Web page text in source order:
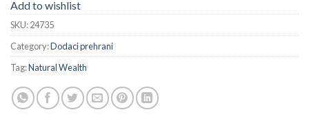
Add to wishlist
SKU:24735
Category:Dodaci prehrani
Tag:Natural Wealth